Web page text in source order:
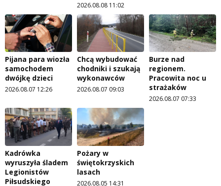
2026.08.08 11:02
Pijana para wiozła
samochodem
dwójkę dzieci
2026.08.07 12:26
Chcą wybudować
chodniki i szukają
wykonawców
2026.08.07 09:03
Burze nad
regionem.
Pracowita noc u
strażaków
2026.08.07 07:33
Kadrówka
wyruszyła śladem
Legionistów
Piłsudskiego
Pożary w
świętokrzyskich
lasach
2026.08.05 14:31